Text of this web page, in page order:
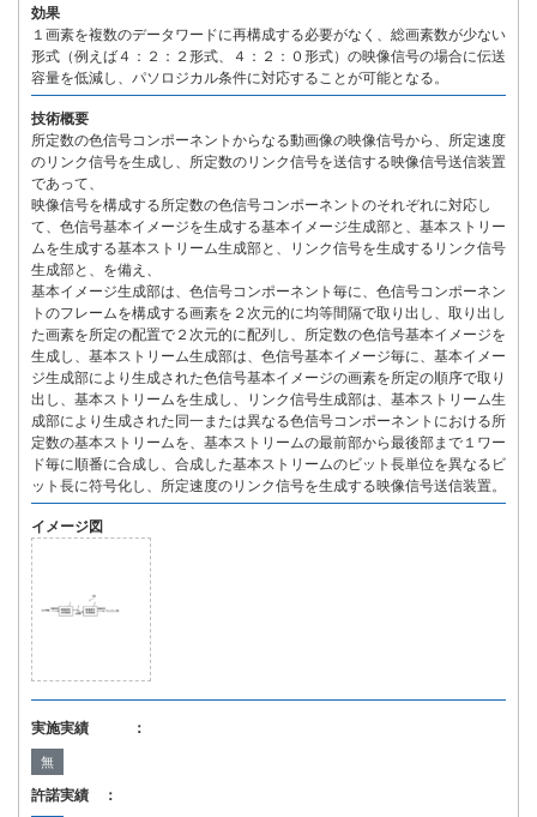
効果
１画素を複数のデータワードに再構成する必要がなく、総画素数が少ない
形式（例えば４：２：２形式、４：２：０形式）の映像信号の場合に伝送
容量を低減し、パソロジカル条件に対応することが可能となる。
技術概要
所定数の色信号コンポーネントからなる動画像の映像信号から、所定速度
のリンク信号を生成し、所定数のリンク信号を送信する映像信号送信装置
であって、
映像信号を構成する所定数の色信号コンポーネントのそれぞれに対応し
て、色信号基本イメージを生成する基本イメージ生成部と、基本ストリー
ムを生成する基本ストリーム生成部と、リンク信号を生成するリンク信号
生成部と、を備え、
基本イメージ生成部は、色信号コンポーネント毎に、色信号コンポーネン
トのフレームを構成する画素を２次元的に均等間隔で取り出し、取り出し
た画素を所定の配置で２次元的に配列し、所定数の色信号基本イメージを
生成し、基本ストリーム生成部は、色信号基本イメージ毎に、基本イメー
ジ生成部により生成された色信号基本イメージの画素を所定の順序で取り
出し、基本ストリームを生成し、リンク信号生成部は、基本ストリーム生
成部により生成された同一または異なる色信号コンポーネントにおける所
定数の基本ストリームを、基本ストリームの最前部から最後部まで１ワー
ド毎に順番に合成し、合成した基本ストリームのビット長単位を異なるビ
ット長に符号化し、所定速度のリンク信号を生成する映像信号送信装置。
イメージ図
実施実績 ：
無
許諾実績 ：